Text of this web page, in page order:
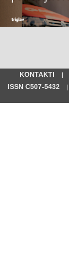
KONTAKTI |
ISSN C507-5432
|